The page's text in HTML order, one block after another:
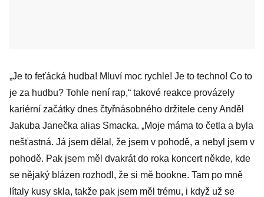
„Je to feťácká hudba! Mluví moc rychle! Je to techno! Co to
je za hudbu? Tohle není rap,“ takové reakce provázely
kariérní začátky dnes čtyřnásobného držitele ceny Anděl
Jakuba Janečka alias Smacka. „Moje máma to četla a byla
nešťastná. Já jsem dělal, že jsem v pohodě, a nebyl jsem v
pohodě. Pak jsem měl dvakrát do roka koncert někde, kde
se nějaký blázen rozhodl, že si mě bookne. Tam po mně
lítaly kusy skla, takže pak jsem měl trému, i když už se